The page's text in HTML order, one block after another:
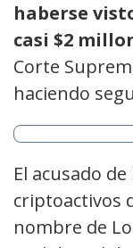
haberse
casi $2
Corte
haciendo
El acusado
criptoactivos
nombre de